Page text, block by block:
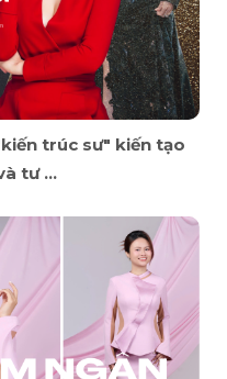
trúc sư" kiến tạo
tư ...